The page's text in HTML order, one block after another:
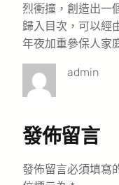
烈衝撞，創造出一
歸入目次，可以經
年夜加重參保人家
admin
發佈留言
發佈留言必須填寫